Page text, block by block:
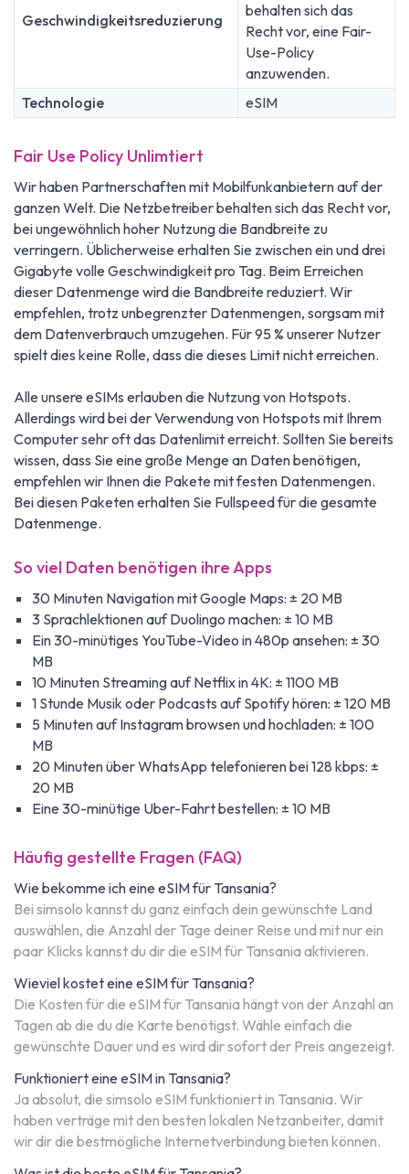
Geschwindigkeitsreduzierung
behalten sich das
Recht vor, eine Fair-
Use-Policy
anzuwenden.
Technologie
eSIM
Fair Use Policy Unlimtiert
Wir haben Partnerschaften mit Mobilfunkanbietern auf der
ganzen Welt. Die Netzbetreiber behalten sich das Recht vor,
bei ungewöhnlich hoher Nutzung die Bandbreite zu
verringern. Üblicherweise erhalten Sie zwischen ein und drei
Gigabyte volle Geschwindigkeit pro Tag. Beim Erreichen
dieser Datenmenge wird die Bandbreite reduziert. Wir
empfehlen, trotz unbegrenzter Datenmengen, sorgsam mit
dem Datenverbrauch umzugehen. Für 95 % unserer Nutzer
spielt dies keine Rolle, dass die dieses Limit nicht erreichen.
Alle unsere eSIMs erlauben die Nutzung von Hotspots.
Allerdings wird bei der Verwendung von Hotspots mit Ihrem
Computer sehr oft das Datenlimit erreicht. Sollten Sie bereits
wissen, dass Sie eine große Menge an Daten benötigen,
empfehlen wir Ihnen die Pakete mit festen Datenmengen.
Bei diesen Paketen erhalten Sie Fullspeed für die gesamte
Datenmenge.
So viel Daten benötigen ihre Apps
30 Minuten Navigation mit Google Maps: ± 20 MB
3 Sprachlektionen auf Duolingo machen: ± 10 MB
Ein 30-minütiges YouTube-Video in 480p ansehen: ± 30
MB
10 Minuten Streaming auf Netflix in 4K: ± 1100 MB
1 Stunde Musik oder Podcasts auf Spotify hören: ± 120 MB
5 Minuten auf Instagram browsen und hochladen: ± 100
MB
20 Minuten über WhatsApp telefonieren bei 128 kbps: ±
20 MB
Eine 30-minütige Uber-Fahrt bestellen: ± 10 MB
Häufig gestellte Fragen (FAQ)
Wie bekomme ich eine eSIM für Tansania?
Bei simsolo kannst du ganz einfach dein gewünschte Land
auswählen, die Anzahl der Tage deiner Reise und mit nur ein
paar Klicks kannst du dir die eSIM für Tansania aktivieren.
Wieviel kostet eine eSIM für Tansania?
Die Kosten für die eSIM für Tansania hängt von der Anzahl an
Tagen ab die du die Karte benötigst. Wähle einfach die
gewünschte Dauer und es wird dir sofort der Preis angezeigt.
Funktioniert eine eSIM in Tansania?
Ja absolut, die simsolo eSIM funktioniert in Tansania. Wir
haben verträge mit den besten lokalen Netzanbeiter, damit
wir dir die bestmögliche Internetverbindung bieten können.